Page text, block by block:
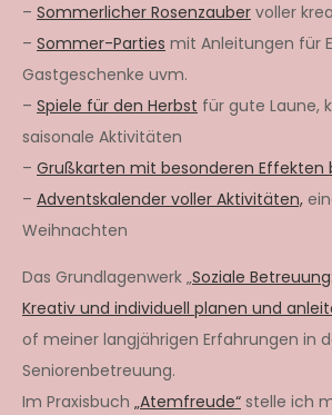
– Sommerlicher Rosenzauber voller
– Sommer-Parties mit Anleitungen für
Gastgeschenke uvm.
– Spiele für den Herbst für gute Laune,
saisonale Aktivitäten
– Grußkarten mit besonderen Effekten
– Adventskalender voller Aktivitäten,
Weihnachten
Das Grundlagenwerk „Soziale
Kreativ und individuell planen und
of meiner langjährigen Erfahrungen in
Seniorenbetreuung.
Im Praxisbuch „Atemfreude“ stelle ich